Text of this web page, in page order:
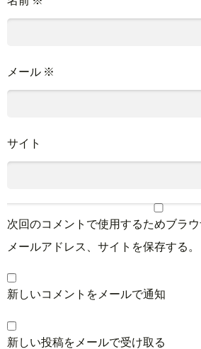
メール ※
サイト
次回のコメントで使用するためブラウ
メールアドレス、サイトを保存する。
新しいコメントをメールで通知
新しい投稿をメールで受け取る